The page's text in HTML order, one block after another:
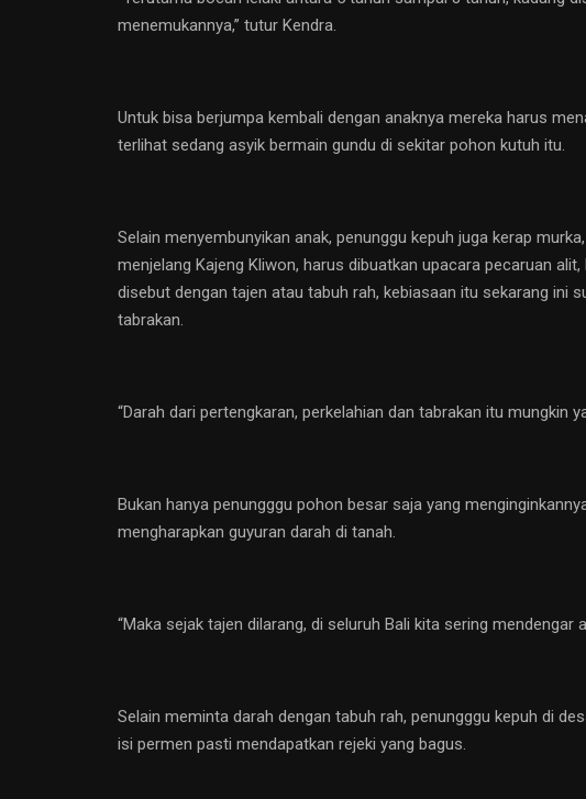
menemukannya,” tutur Kendra.
Untuk bisa berjumpa kembali dengan anaknya mereka harus
terlihat sedang asyik bermain gundu di sekitar pohon kutuh itu.
Selain menyembunyikan anak, penunggu kepuh juga kerap
menjelang Kajeng Kliwon, harus dibuatkan upacara pecaruan
disebut dengan tajen atau tabuh rah, kebiasaan itu sekarang ini
tabrakan.
“Darah dari pertengkaran, perkelahian dan tabrakan itu mungkin
Bukan hanya penungggu pohon besar saja yang
mengharapkan guyuran darah di tanah.
“Maka sejak tajen dilarang, di seluruh Bali kita sering mendengar
Selain meminta darah dengan tabuh rah, penungggu kepuh di
isi permen pasti mendapatkan rejeki yang bagus.